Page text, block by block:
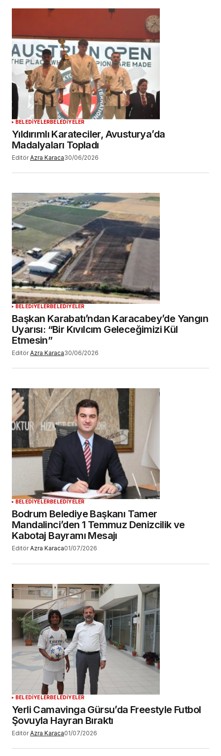
Daha sonraki yorumlarımda kullanılması için
adım, e-posta adresim ve site adresim bu
YORUM GÖNDER
BELEDİYELERBELEDİYELER
Yıldırımlı Karateciler, Avusturya’da
Madalyaları Topladı
Editör Azra Karaca30/06/2026
BELEDİYELERBELEDİYELER
Başkan Karabatı’ndan Karacabey’de Yangın
Uyarısı: “Bir Kıvılcım Geleceğimizi Kül
Etmesin”
Editör Azra Karaca30/06/2026
BELEDİYELERBELEDİYELER
Bodrum Belediye Başkanı Tamer
Mandalinci’den 1 Temmuz Denizcilik ve
Kabotaj Bayramı Mesajı
Editör Azra Karaca01/07/2026
BELEDİYELERBELEDİYELER
Yerli Camavinga Gürsu’da Freestyle Futbol
Şovuyla Hayran Bıraktı
Editör Azra Karaca01/07/2026